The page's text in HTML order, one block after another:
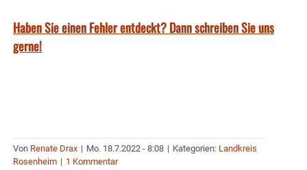
Haben Sie einen Fehler entdeckt? Dann schreiben Sie uns
gerne!
Von Renate Drax | Mo. 18.7.2022 - 8:08 | Kategorien: Landkreis
Rosenheim | 1 Kommentar